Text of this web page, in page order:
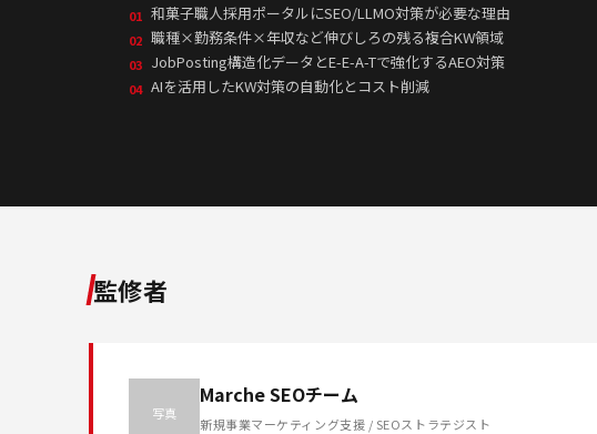
01 和菓子職人採用ポータルにSEO/LLMO対策が必要な理由
02 職種×勤務条件×年収など伸びしろの残る複合KW領域
03 JobPosting構造化データとE-E-A-Tで強化するAEO対策
04 AIを活用したKW対策の自動化とコスト削減
監修者
写真
Marche SEOチーム
新規事業マーケティング支援 / SEOストラテジスト